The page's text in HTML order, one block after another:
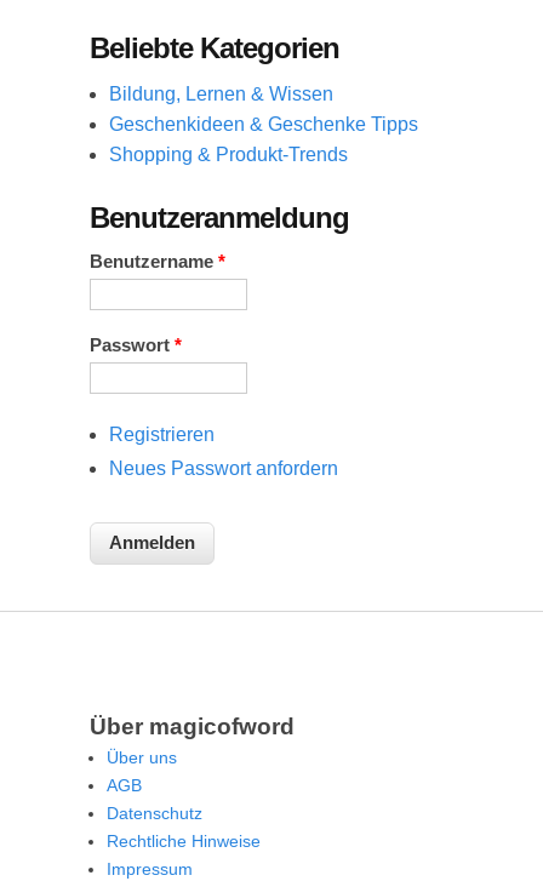
Beliebte Kategorien
Bildung, Lernen & Wissen
Geschenkideen & Geschenke Tipps
Shopping & Produkt-Trends
Benutzeranmeldung
Benutzername *
Passwort *
Registrieren
Neues Passwort anfordern
Über magicofword
Über uns
AGB
Datenschutz
Rechtliche Hinweise
Impressum